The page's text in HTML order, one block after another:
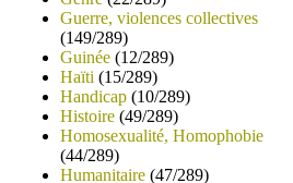
Guerre, violences collectives
(149/289)
Guinée (12/289)
Haïti (15/289)
Handicap (10/289)
Histoire (49/289)
Homosexualité, Homophobie
(44/289)
Humanitaire (47/289)